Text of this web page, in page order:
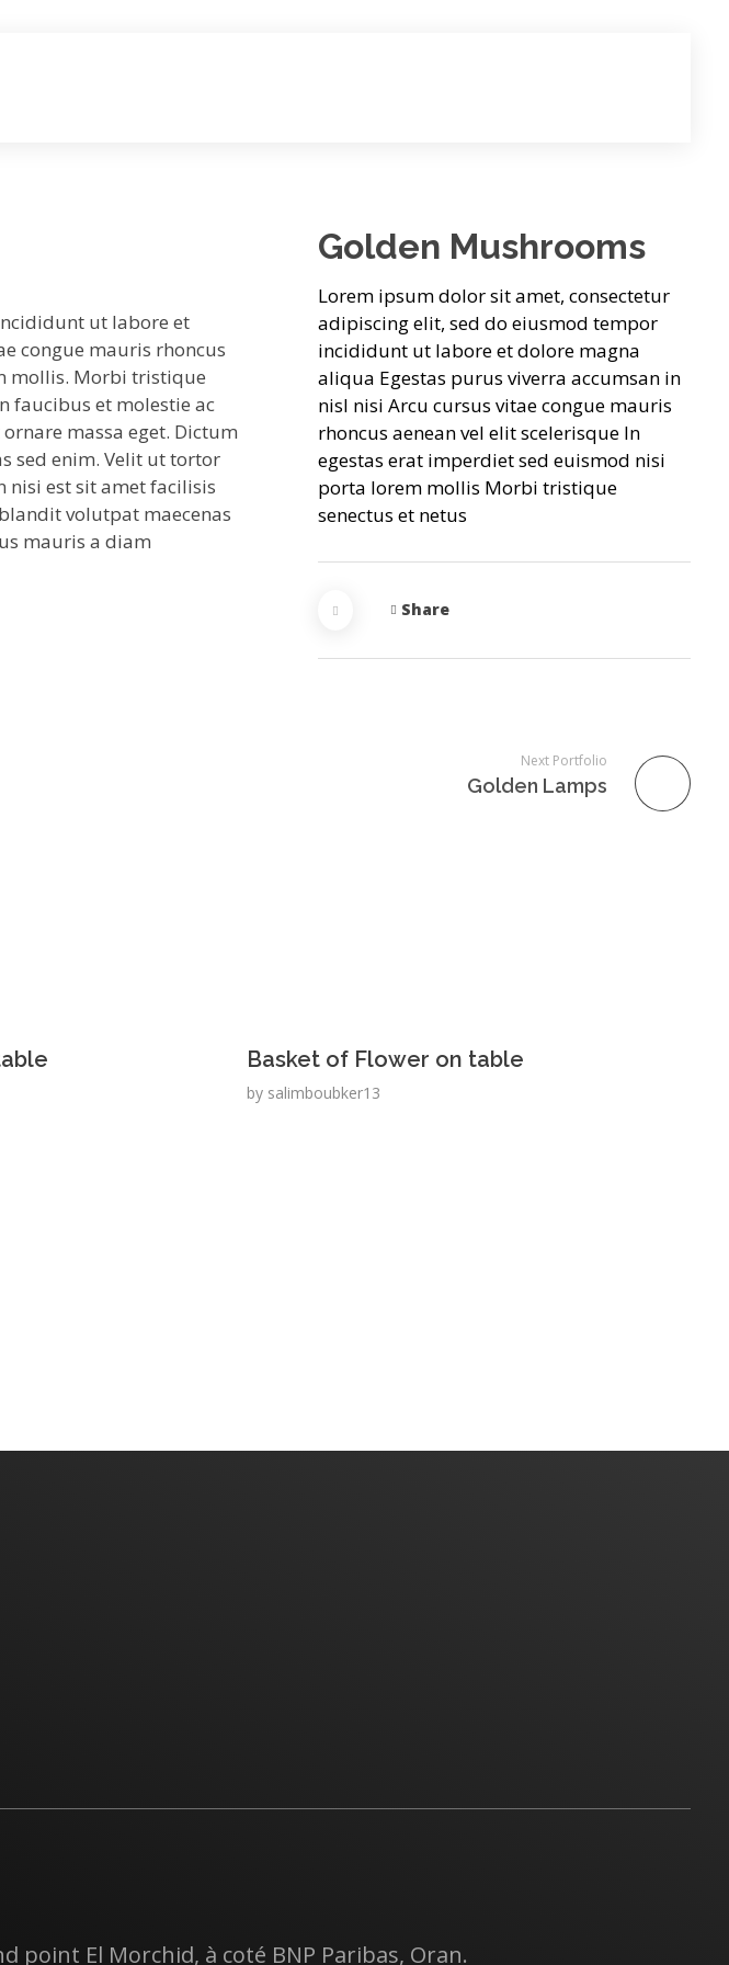
ut labore et
congue mauris rhoncus
mollis. Morbi tristique
faucibus et molestie ac
massa eget. Dictum
sed enim. Velit ut tortor
nisi est sit amet facilisis
volutpat maecenas
mauris a diam
Golden Mushrooms
Lorem ipsum dolor sit amet, consectetur
adipiscing elit, sed do eiusmod tempor
incididunt ut labore et dolore magna
aliqua Egestas purus viverra accumsan in
nisl nisi Arcu cursus vitae congue mauris
rhoncus aenean vel elit scelerisque In
egestas erat imperdiet sed euismod nisi
porta lorem mollis Morbi tristique
senectus et netus
Share
Next Portfolio
Golden Lamps
Basket of Flower on table
by salimboubker13
point El Morchid, à coté BNP Paribas, Oran.